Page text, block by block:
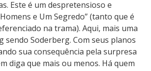
Este é um despretensioso e
e Um Segredo” (tanto que é
na trama). Aqui, mais uma
sendo Soderberg. Com seus planos
sua consequência pela surpresa
diga que mais ou menos. Há quem